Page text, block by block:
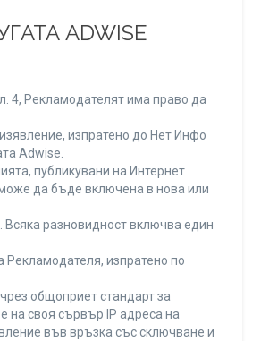
ADWISE
4, Рекламодателят има право да
изпратено до Нет Инфо
Adwise.
публикувани на Интернет
да бъде включена в нова или
разновидност включва един
изпратено по
общоприет стандарт за
на своя сървър IP адреса на
във връзка със сключване и